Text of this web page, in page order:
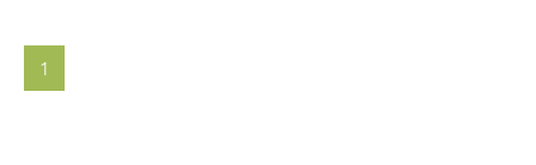
1